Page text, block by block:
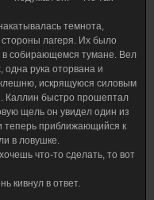
темнота,
лагеря. Их было
в собирающемся тумане. Вел
одна рука оторвана и
искрящуюся силовым
Каллин быстро прошептал
щель он увидел один из
теперь приближающийся к
в ловушке.
что-то сделать, то вот
кивнул в ответ.